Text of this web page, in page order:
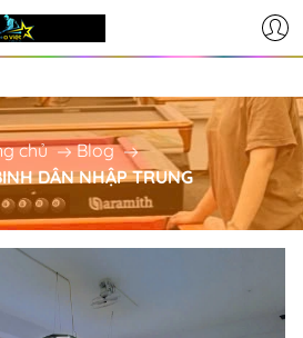
CẤP BÀN BI-A -
chủ
Blog
DÂN NHẬP TRUNG